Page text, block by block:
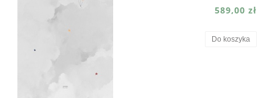
589,00 zł
Do koszyka